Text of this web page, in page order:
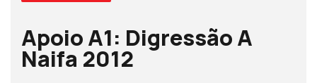
Apoio A1: Digressão A
Naifa 2012